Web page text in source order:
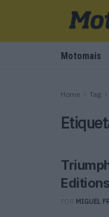
Motomais
Home Tag
MIGUEL